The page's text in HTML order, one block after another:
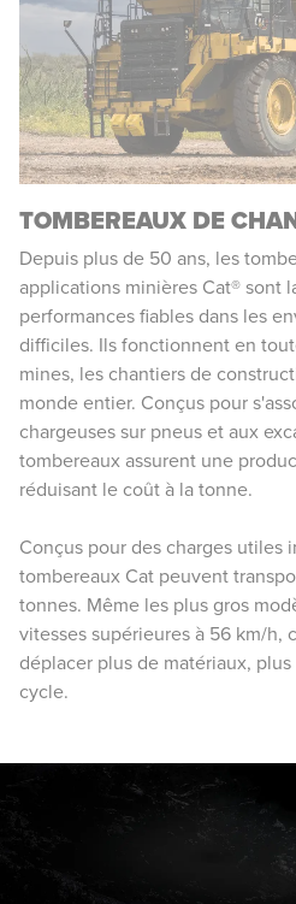
TOMBEREAUX DE
Depuis plus de 50 ans, les
applications minières Cat® sont
performances fiables dans les
difficiles. Ils fonctionnent en
mines, les chantiers de
monde entier. Conçus pour
chargeuses sur pneus et aux
tombereaux assurent une
réduisant le coût à la tonne.
Conçus pour des charges utiles
tombereaux Cat peuvent
tonnes. Même les plus gros
vitesses supérieures à 56 km/h,
déplacer plus de matériaux,
cycle.